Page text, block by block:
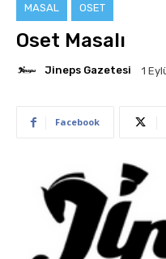
MASAL OSET
Oset Masalı
Jineps Gazetesi 1
Facebook